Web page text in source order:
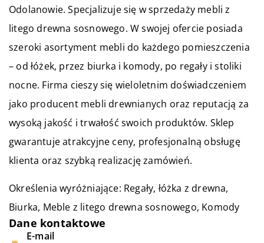
Odolanowie. Specjalizuje się w sprzedaży mebli z
litego drewna sosnowego. W swojej ofercie posiada
szeroki asortyment mebli do każdego pomieszczenia
– od łóżek, przez biurka i komody, po regały i stoliki
nocne. Firma cieszy się wieloletnim doświadczeniem
jako producent mebli drewnianych oraz reputacją za
wysoką jakość i trwałość swoich produktów. Sklep
gwarantuje atrakcyjne ceny, profesjonalną obsługę
klienta oraz szybką realizację zamówień.
Określenia wyróżniające: Regały, łóżka z drewna,
Biurka, Meble z litego drewna sosnowego, Komody
Dane kontaktowe
E-mail